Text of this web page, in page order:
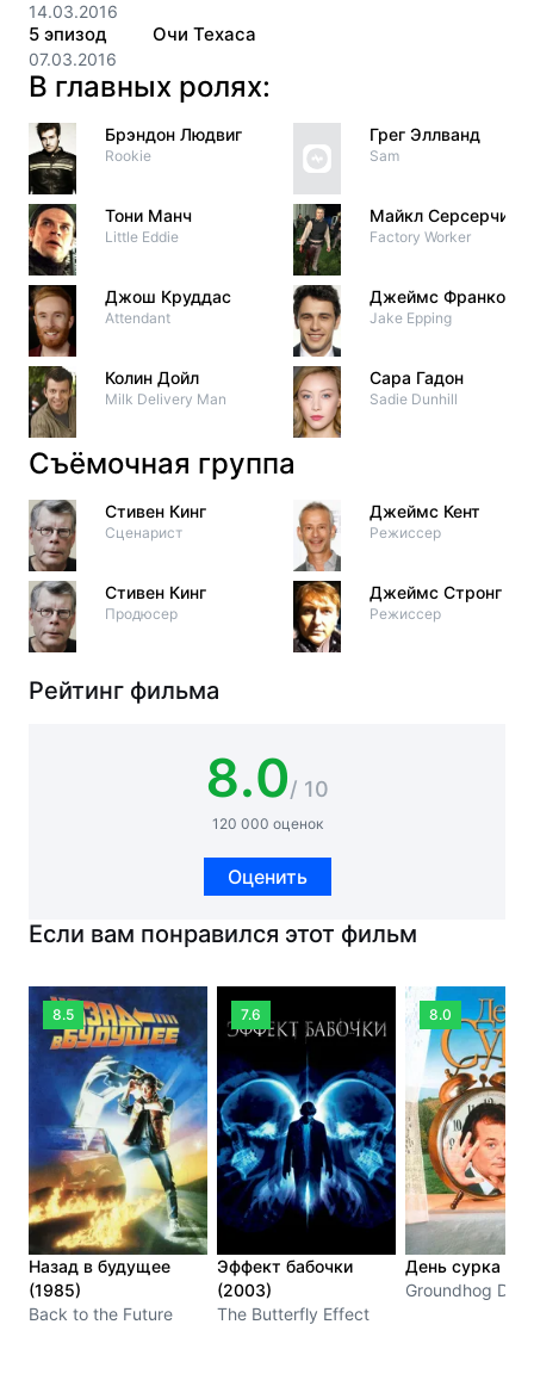
14.03.2016
5 эпизод
07.03.2016
Очи Техаса
В главных ролях:
Брэндон Людвиг
Rookie
Тони Манч
Little Eddie
Джош Круддас
Attendant
Колин Дойл
Milk Delivery Man
Грег Эллванд
Sam
Майкл Серсерчи
Factory Worker
Джеймс Франко
Jake Epping
Сара Гадон
Sadie Dunhill
Съёмочная группа
Стивен Кинг
Сценарист
Стивен Кинг
Продюсер
Джеймс Кент
Режиссер
Джеймс Стронг
Режиссер
Рейтинг фильма
8.0/ 10
120 000 оценок
Оценить
Если вам понравился этот фильм
8.5
Назад в будущее
(1985)
Back to the Future
7.6
Эффект бабочки
(2003)
The Butterfly Effect
8.0
День сурка
Groundhog Day